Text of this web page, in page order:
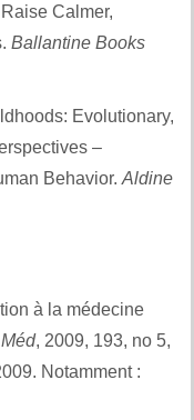
Calmer,
Ballantine Books
Evolutionary,
–
Behavior. Aldine
à la médecine
, 2009, 193, no 5,
Notamment :